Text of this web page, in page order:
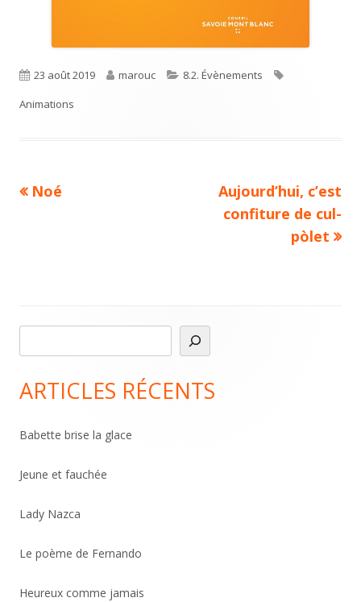
Published
on
23 août 2019 Author
marouc Categories
8.2. Évènements
Animations
Navigation
Previous
Noé
Next
article:
Aujourd’hui, c’est
confiture de cul-
pòlet
Sidebar
e
h
c
e
ARTICLES RÉCENTS
Babette brise la glace
Jeune et fauchée
Lady Nazca
Le poème de Fernando
Heureux comme jamais